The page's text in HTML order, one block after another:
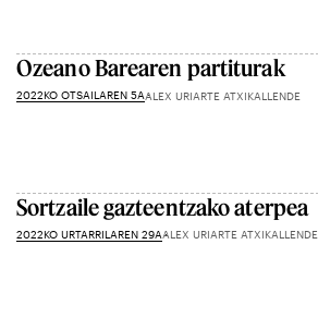
Ozeano Barearen partiturak
2022KO OTSAILAREN 5AALEX URIARTE ATXIKALLENDE
Sortzaile gazteentzako aterpea
2022KO URTARRILAREN 29AALEX URIARTE ATXIKALLENDE